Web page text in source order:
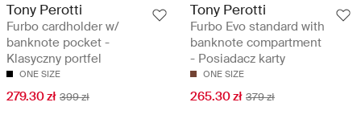
Tony Perotti
Furbo cardholder w/
banknote pocket -
Klasyczny portfel
ONE SIZE
279.30 zł 399 zł
Tony Perotti
Furbo Evo standard with
banknote compartment
- Posiadacz karty
ONE SIZE
265.30 zł 379 zł